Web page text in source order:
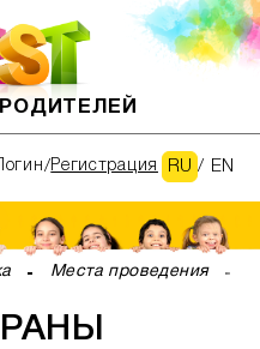
RU / EN
Регистрация
Места проведения